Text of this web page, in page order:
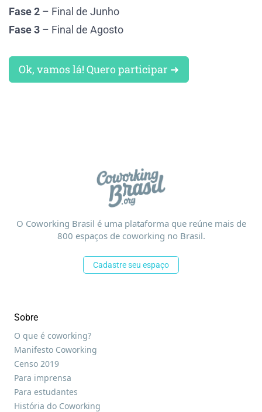
Fase 2 – Final de Junho
Fase 3 – Final de Agosto
Ok, vamos lá! Quero participar ➜
O Coworking Brasil é uma plataforma que reúne mais de
800 espaços de coworking no Brasil.
Cadastre seu espaço
Sobre
O que é coworking?
Manifesto Coworking
Censo 2019
Para imprensa
Para estudantes
História do Coworking